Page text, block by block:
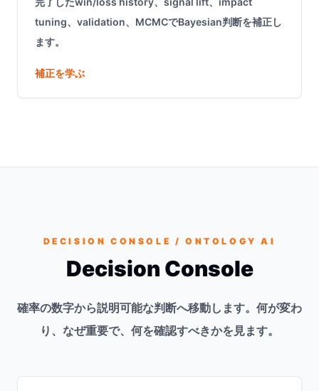
tuning、validation、MCMCでBayesian判断を補正し
ます。
補正を学ぶ
DECISION CONSOLE / ONTOLOGY AI
Decision Console
確率の数字から説明可能な判断へ移動します。何が変わ
り、なぜ重要で、何を確認すべきかを見ます。